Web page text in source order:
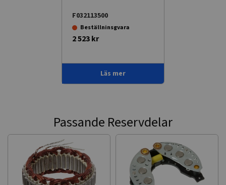
F032113500
Beställninsgvara
2 523 kr
Läs mer
Passande Reservdelar